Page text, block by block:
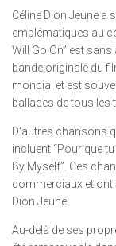
Céline Dion Jeune
emblématiques au
Will Go On” est
bande originale du
mondial et est
ballades de tous les
D’autres chansons
incluent “Pour que tu
By Myself”. Ces
commerciaux et ont
Dion Jeune.
Au-delà de ses